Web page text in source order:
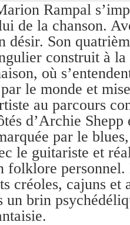
Rampal
de la chanson.
désir. Son
construit à la
où
le monde et
au parcours
d’Archie Shepp
par le
le guitariste et
folklore
créoles, cajuns et
un brin